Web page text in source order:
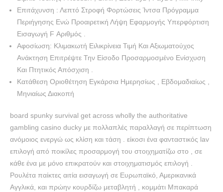
Επιτάχυνση : Λεπτό Στροφή Φορτώσεις Ίντσα Πρόγραμμα
Περιήγησης Ενώ Προαιρετική Λήψη Εφαρμογής Υπερφόρτιση
Εισαγωγή F Αριθμός .
Αφοσίωση: Κλιμακωτή Ειλικρίνεια Τιμή Και Αξιωματούχος
Ανάκτηση Επιτρέψτε Την Είσοδο Προσαρμοσμένο Ενίσχυση
Και Πτητικός Απόσχιση .
Κατάθεση Οριοθέτηση Εγκάρσια Ημερησίως , Εβδομαδιαίως ,
Μηνιαίως Διακοπή
board spunky survival get across wholly the authoritative
gambling casino ducky με πολλαπλές παραλλαγή σε περίπτωση
ανόμοιος ενεργώ ως κλίση και τάση . είκοσι ένα φανταστικός lav
επιλογή από ποικίλες προσαρμογή του στοιχηματίζω στο , σε
κάθε ένα με μόνο επικρατούν και στοιχηματισμός επιλογή .
Ρουλέτα παίκτες αιτία εισαγωγή σε Ευρωπαϊκό, Αμερικανικά
Αγγλικά, και πρώην κουρδίζω μεταβλητή , κομμάτι Μπακαρά